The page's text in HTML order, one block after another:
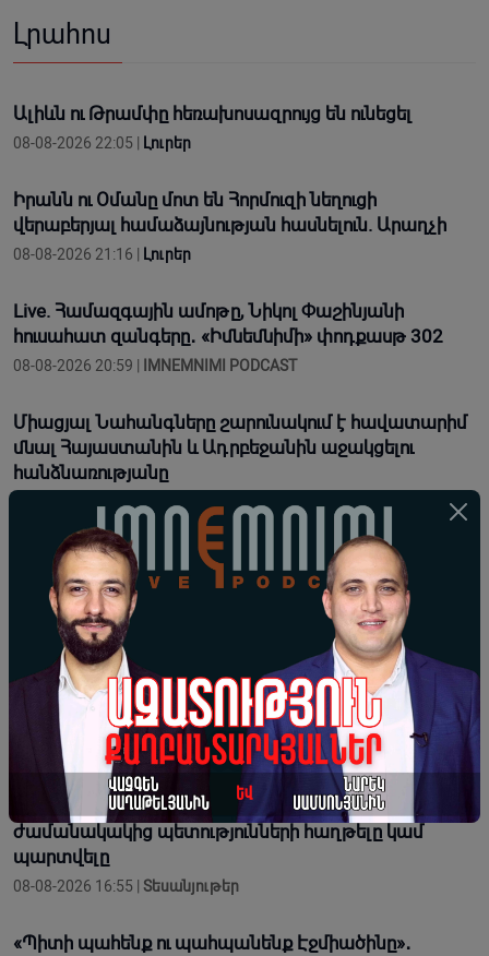
Լրահոս
Ալիևն ու Թրամփը հեռախոսազրույց են ունեցել
08-08-2026 22:05 | Լուրեր
Իրանն ու Օմանը մոտ են Հորմուզի նեղուցի
վերաբերյալ համաձայնության հասնելուն. Արաղչի
08-08-2026 21:16 | Լուրեր
Live. Համազգային ամոթը, Նիկոլ Փաշինյանի
հուսահատ զանգերը․ «Իմնեմնիմի» փոդքասթ 302
08-08-2026 20:59 | IMNEMNIMI PODCAST
Միացյալ Նահանգները շարունակում է հավատարիմ
մնալ Հայաստանին և Ադրբեջանին աջակցելու
հանձնառությանը
08-08-2026 20:11 |Լուրեր
«Իսլամական ՆԱՏՕ»-ն մերձավորարևելյան
տարածաշրջանում ընդլայնվելու ցանկություն և
պոտենցուալ ունի․ Արտակ Զաքարյան
08-08-2026 19:34 |
ԱՄՆ-ի թիրախում Չինաստանի տնտեսությունն է․
ինչու՞ Չինաստանը թույլ չի տա, որ Իրանի պարտվի
08-08-2026 18:00 |Տեսանյութեր
Նորագույն զինատեսակներն են որոշում
ժամանակակից պետությունների հաղթելը կամ
պարտվելը
08-08-2026 16:55 | Տեսանյութեր
«Պիտի պահենք ու պահպանենք Էջմիածինը»․